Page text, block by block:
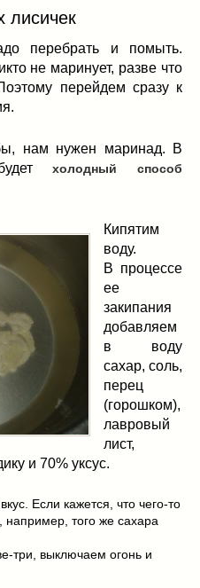
лисичек
перебрать и помыть.
не маринует, разве что
перейдем сразу к
нам нужен маринад. В
холодный способ
Кипятим
воду.
В процессе
ее
закипания
добавляем
в воду
сахар, соль,
перец
(горошком),
лавровый
лист,
и 70% уксус.
Если кажется, что чего-то
например, того же сахара
три, выключаем огонь и